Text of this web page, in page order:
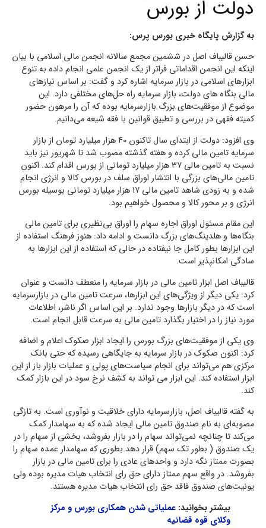
دولت از بورس
به گزارش پایگاه خبری بورس پرس:
حسن قالیباف اصل در ششمین مجمع سالانه انجمن مالی اسلامی با بیان
اینکه این انجمن اقداماتی فراتر از یک انجمن علمی انجام داده به تنوع
ابزارهای اسلامی در بازار سرمایه اشاره کرد و گفت: بر اساس نیازهای
مالی بنگاه های دولت، بازار سرمایه راه حل‌های مختلفی دارد. این
موضوع از موفقیت‌های بزرگ بازارسرمایه بوده که آن را مرهون حضور
کمیته فقهی در بررسی و تطبیق قوانین با فقه شیعه می‌دانیم.
وی افزود: دولت از ابتدای سال تاکنون ۴۰ هزار میلیارد تومان از بازار
سرمایه تامین مالی کرده و هفته گذشته مصوب شد تا شهریور نیز باید
نسبت به تامین مالی ۳۷ هزار میلیارد تومانی از بورس اقدام کند. اکنون
تامین مالی‌های بزرگی با انتشار اوراق سلف در بورس کالا و انرژی انجام
شده و به زودی شاهد تامین مالی ۱۷ هزار میلیارد تومانی بوسیله بورس
انرژی و بر محور کالا و محصول خواهیم بود.
این مقام مسئول اوراق اجاره سهام را اوراق بی‌نظیری برای تامین مالی
بنگاه‌ها و هلدینگ‌های بزرگ دانست و ادامه داد: هنوز فرهنگ استفاده از
این ابزارها بطور کامل جا نیفتاده در حالی که استفاده از این ابزارها به
سادگی امکانپذیر است.
قالیباف اصل ابزار تامین مالی در بازار سرمایه را منعطف دانست و عنوان
کرد: یکی دیگر از ویژگی‌های این ابزارها، سرعت تامین مالی در بازارسرمایه
است که در دیگر بازارها وجود ندارد. بر این اساس اگر ناشر، اطلاعات
مورد نیاز را در اختیار بگذارد تامین مالی به سرعت قابل انجام است.
وی یکی از موفقیت‌های بزرگ بورس را ایجاد ابزار صکوک اعلام و اضافه
کرد: اکنون صکوک در بازار سرمایه به جایگاهی رسیده که حتی بانک
مرکزی هم می‌تواند برای انجام سیاست‌های پولی و عملیات بازار باز از این
ابزار استفاده کند. این ابزار می تواند به کشف نرخ سود در این بازار کمک
کند.
به گفته قالیباف اصل، بازارسرمایه دارای خلاقیت و نوآوری است. به تازگی
مصوبه‌ای به نام صندوق تامین مالی ایجاد شده که به سهامدار کمک
می‌کند تا چنانچه نمی‌تواند سهام را در بازار بفروشد، بخشی از سهام را در
یک صندوق ( بطور تک سهم) قرار دهد بطوری که سهامدار عمده سهام را
بصورت ممتاز نگه دارد و واحدهای عادی را برای تامین مالی در بازار
بفروشد. در واقع سهم ممتاز دارای حق رای انتخاب هیات مدیره بوده ولی
یونیت‌های صندوق فاقد حق رای انتخاب هیات مدیره هستند.
بیشتر بخوانید: عملیاتی شدن همکاری بورس و مرکز
وکلای قوه قضائیه